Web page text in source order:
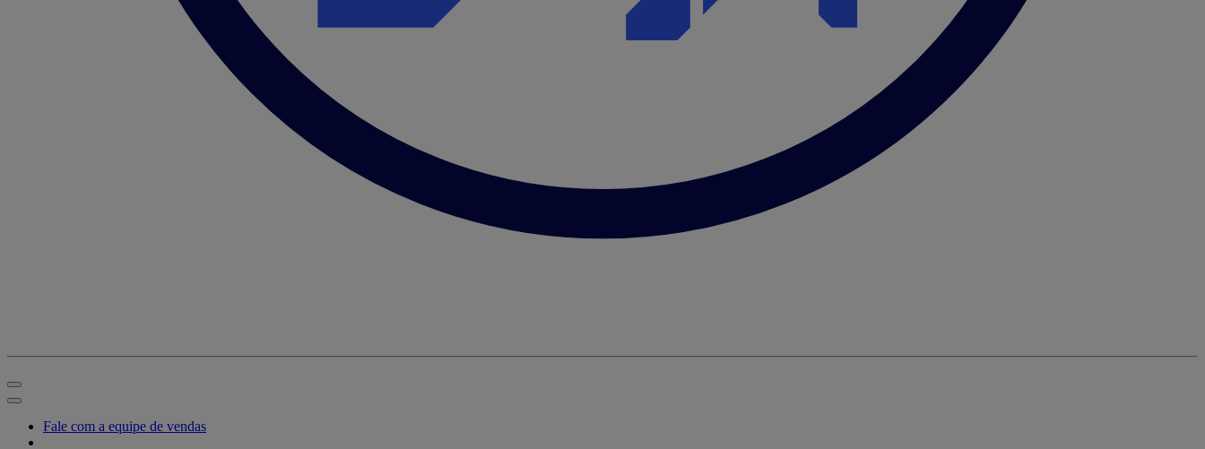
Fale com a equipe de vendas